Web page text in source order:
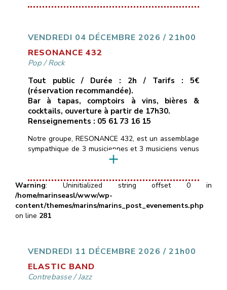
Gossip, Muse, Fleetwood Mac, Lavilliers…) pour leur
Christelle […]
VENDREDI 04 DÉCEMBRE 2026 / 21h00
RESONANCE 432
Pop/Rock
Tout public / Durée : 2h / Tarifs : 5€
(réservation recommandée).
Bar à tapas, comptoirs à vins, bières &
cocktails, ouverture à partir de 17h30.
Renseignements : 05 61 73 16 15
Notre groupe, RESONANCE 432, est un assemblage
sympathique de 3 musiciennes et 3 musiciens venus
d’horizons différents, et heureux de mettre en
réinterprétons un répertoire éclectique de titres pop
rock des dernières décennies alternant rythmes
dynamiques (Eurythmics, Clash, AC/DC, …) et
musiques plus intimistes (Alannah Myles, Murray
Head, Portishead…) ainsi que […]
Warning: Uninitialized string offset 0 in
/home/marinseasl/www/wp-
content/themes/marins/marins_post_evenements.php
on line 281
VENDREDI 11 DÉCEMBRE 2026 / 21h00
ELASTIC BAND
Contrebasse/Jazz